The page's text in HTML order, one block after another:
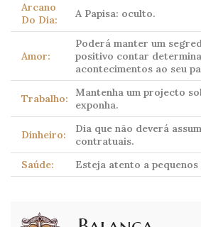
Arcano
Do Dia:
A Papisa: oculto.
Amor:
Poderá manter um
positivo contar
acontecimentos ao seu
Trabalho:
Mantenha um projecto
exponha.
Dinheiro:
Dia que não deverá
contratuais.
Saúde:
Esteja atento a pequenos